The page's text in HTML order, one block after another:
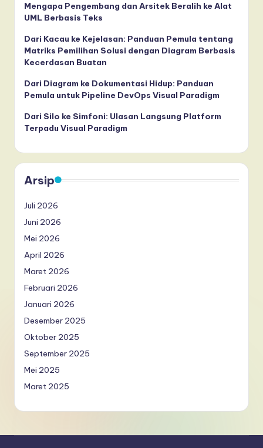
a
n
d
g
it
a
n
n
o
v
a
ti
o
n
Mengapa Pengembang dan Arsitek Beralih ke Alat
UML Berbasis Teks
Dari Kacau ke Kejelasan: Panduan Pemula tentang
Matriks Pemilihan Solusi dengan Diagram Berbasis
Kecerdasan Buatan
Dari Diagram ke Dokumentasi Hidup: Panduan
Pemula untuk Pipeline DevOps Visual Paradigm
Dari Silo ke Simfoni: Ulasan Langsung Platform
Terpadu Visual Paradigm
Arsip
Juli 2026
Juni 2026
Mei 2026
April 2026
Maret 2026
Februari 2026
Januari 2026
Desember 2025
Oktober 2025
September 2025
Mei 2025
Maret 2025